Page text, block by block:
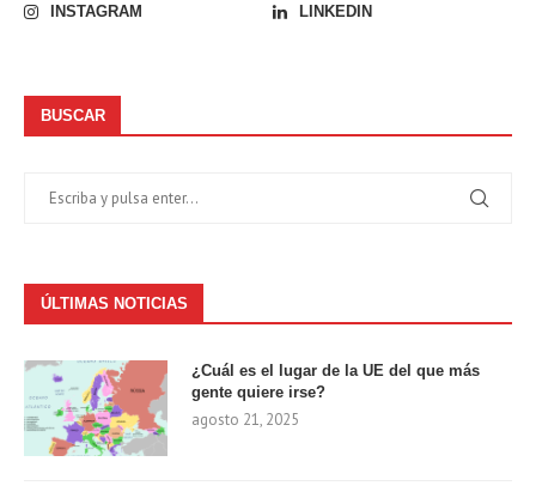
INSTAGRAM
LINKEDIN
BUSCAR
ÚLTIMAS NOTICIAS
¿Cuál es el lugar de la UE del que más
gente quiere irse?
agosto 21, 2025